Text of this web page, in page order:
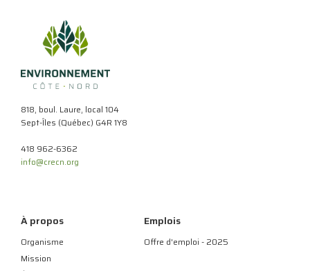
818, boul. Laure, local 104
Sept-Îles (Québec) G4R 1Y8
418 962-6362
info@crecn.org
À propos
Organisme
Mission
Emplois
Offre d'emploi - 2025